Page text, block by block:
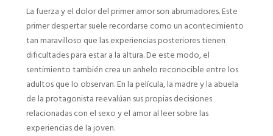
La fuerza y el dolor del primer amor son abrumadores. Este
primer despertar suele recordarse como un acontecimiento
tan maravilloso que las experiencias posteriores tienen
dificultades para estar a la altura. De este modo, el
sentimiento también crea un anhelo reconocible entre los
adultos que lo observan. En la película, la madre y la abuela
de la protagonista reevalúan sus propias decisiones
relacionadas con el sexo y el amor al leer sobre las
experiencias de la joven.